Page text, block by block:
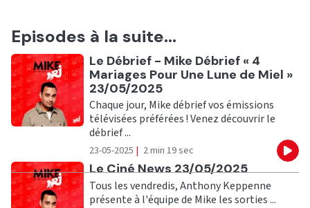
Episodes à la suite...
Ecouter
Le Débrief - Mike Débrief « 4
Mariages Pour Une Lune de Miel »
23/05/2025
Chaque jour, Mike débrief vos émissions
télévisées préférées ! Venez découvrir le
débrief ...
23-05-2025 | 2 min 19 sec
Ecouter
Le Ciné News 23/05/2025
Tous les vendredis, Anthony Keppenne
présente à l'équipe de Mike les sorties ...